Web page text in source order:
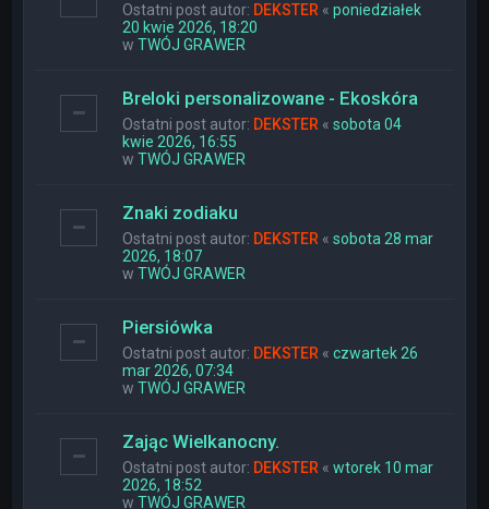
Ostatni post autor: DEKSTER «poniedziałek
20 kwie 2026, 18:20
wTWÓJ GRAWER
Breloki personalizowane - Ekoskóra
Ostatni post autor: DEKSTER «sobota 04
kwie 2026, 16:55
wTWÓJ GRAWER
Znaki zodiaku
Ostatni post autor: DEKSTER «sobota 28 mar
2026, 18:07
wTWÓJ GRAWER
Piersiówka
Ostatni post autor: DEKSTER «czwartek 26
mar 2026, 07:34
wTWÓJ GRAWER
Zając Wielkanocny.
Ostatni post autor: DEKSTER «wtorek 10 mar
2026, 18:52
wTWÓJ GRAWER